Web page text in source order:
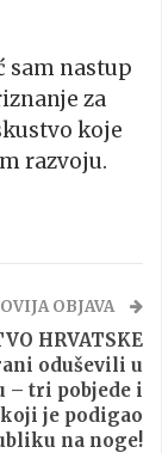
sam nastup
za
koje
razvoju.
OBJAVA
HRVATSKE
oduševili u
– tri pobjede i
je podigao
na noge!